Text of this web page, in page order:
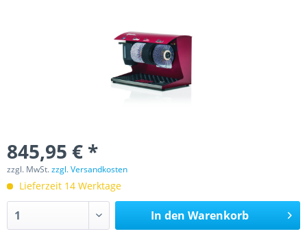
845,95 € *
zzgl. MwSt.zzgl. Versandkosten
Lieferzeit 14 Werktage
In den Warenkorb